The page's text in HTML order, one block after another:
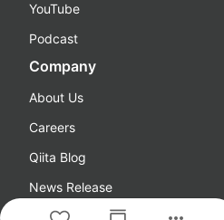
YouTube
Podcast
Company
About Us
Careers
Qiita Blog
News Release